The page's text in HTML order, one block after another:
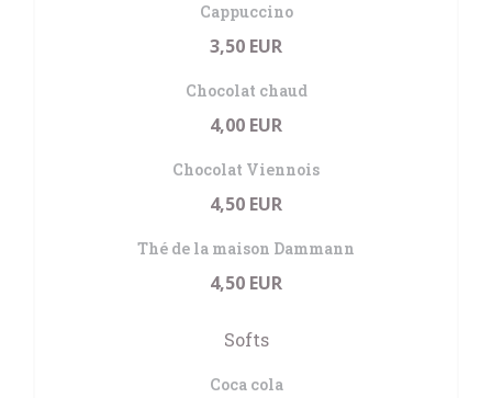
Cappuccino
3,50 EUR
Chocolat chaud
4,00 EUR
Chocolat Viennois
4,50 EUR
Thé de la maison Dammann
4,50 EUR
Softs
Coca cola